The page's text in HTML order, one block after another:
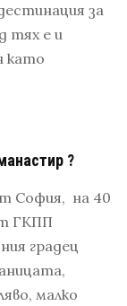
за
тях е и
като
?
София, на 40
ГКПП
градец
малко